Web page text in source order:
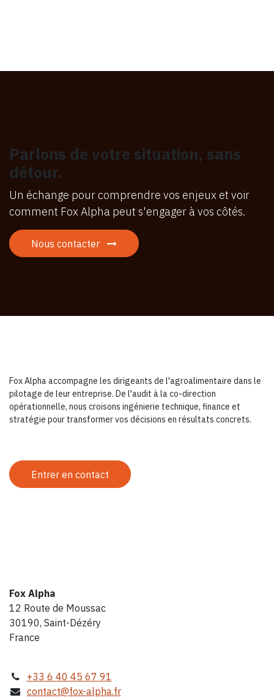
Parlons de votre situation, sans
détour.
Un échange pour comprendre vos enjeux et voir
comment Fox Alpha peut s'engager à vos côtés.
Nous contacter
Fox Alpha accompagne les dirigeants de l'agroalimentaire dans le
pilotage de leur entreprise. De l'audit à la co-direction
opérationnelle, nous croisons ingénierie technique, finance et
stratégie pour transformer vos décisions en résultats concrets.
Entrer en contact
Fox Alpha
12 Route de Moussac
30190, Saint-Dézéry
France
+33 6 40 45 67 91
contact@fox-alpha.fr